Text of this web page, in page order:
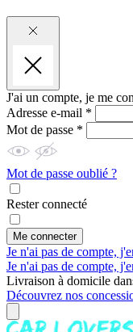
J'ai un compte, je me
Adresse e-mail *
Mot de passe *
Mot de passe oublié ?
Rester connecté
Me connecter
Je n'ai pas de compte,
Je n'ai pas de compte,
Livraison à domicile
Découvrez nos